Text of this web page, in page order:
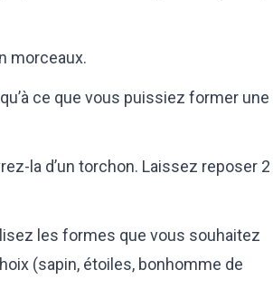
morceaux.
ce que vous puissiez former une
la d’un torchon. Laissez reposer 2
les formes que vous souhaitez
(sapin, étoiles, bonhomme de